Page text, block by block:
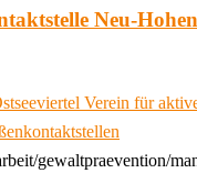
Neu-
Verein für
gewaltpraevention/